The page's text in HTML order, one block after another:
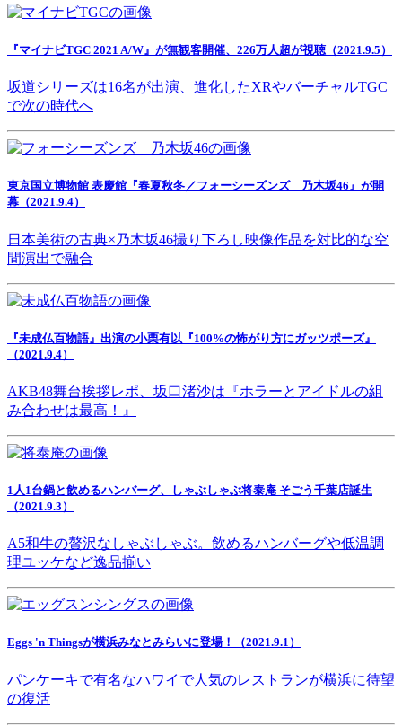
『マイナビTGC 2021 A/W』が無観客開催、226万人超が視聴（2021.9.5）
坂道シリーズは16名が出演、進化したXRやバーチャルTGC
で次の時代へ
東京国立博物館 表慶館『春夏秋冬／フォーシーズンズ 乃木坂46』が開
幕（2021.9.4）
日本美術の古典×乃木坂46撮り下ろし映像作品を対比的な空
間演出で融合
『未成仏百物語』出演の小栗有以『100%の怖がり方にガッツポーズ』
（2021.9.4）
AKB48舞台挨拶レポ、坂口渚沙は『ホラーとアイドルの組
み合わせは最高！』
1人1台鍋と飲めるハンバーグ、しゃぶしゃぶ将泰庵 そごう千葉店誕生
（2021.9.3）
A5和牛の贅沢なしゃぶしゃぶ。飲めるハンバーグや低温調
理ユッケなど逸品揃い
Eggs 'n Thingsが横浜みなとみらいに登場！（2021.9.1）
パンケーキで有名なハワイで人気のレストランが横浜に待望
の復活